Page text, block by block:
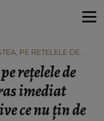
PE REȚELELE DE
NU ȚIN DE NOI...”
rețelele de
imediat
ce nu țin de